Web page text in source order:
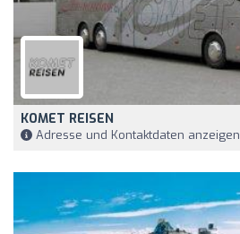
KOMET REISEN
Adresse und Kontaktdaten anzeigen